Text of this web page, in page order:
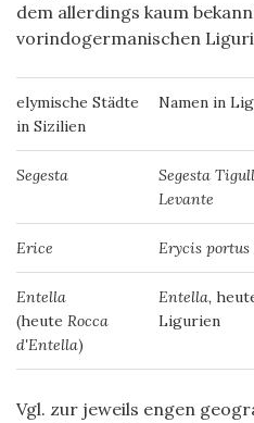
dem allerdings kaum
vorindogermanischen
elymische Städte
in Sizilien
Namen in
Segesta Segesta
Levante
Erice Erycis portus
Entella
(heute Rocca
d'Entella)
Entella,
Ligurien
Vgl. zur jeweils engen